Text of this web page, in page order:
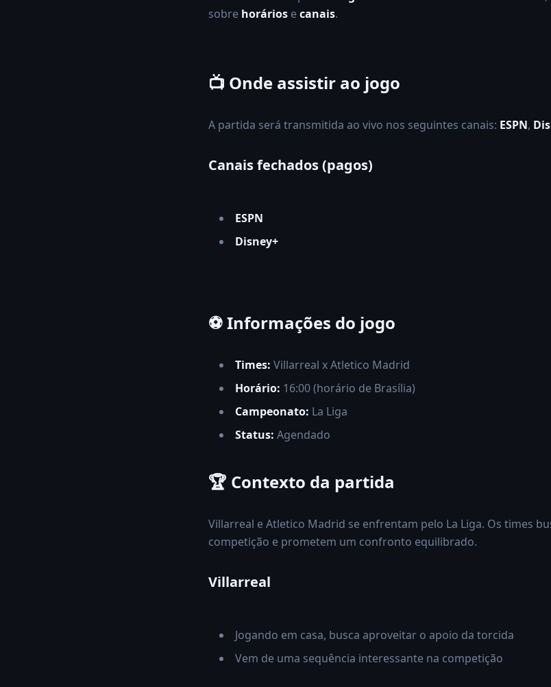
sobre horários ecanais.
📺 Onde assistir ao jogo
A partida será transmitida ao vivo nos seguintes canais: ESPN,
Canais fechados (pagos)
ESPN
Disney+
⚽ Informações do jogo
Times: Villarreal x Atletico Madrid
Horário: 16:00 (horário de Brasília)
Campeonato: La Liga
Status: Agendado
🏆 Contexto da partida
Villarreal e Atletico Madrid se enfrentam pelo La Liga. Os times
competição e prometem um confronto equilibrado.
Villarreal
Jogando em casa, busca aproveitar o apoio da torcida
Vem de uma sequência interessante na competição